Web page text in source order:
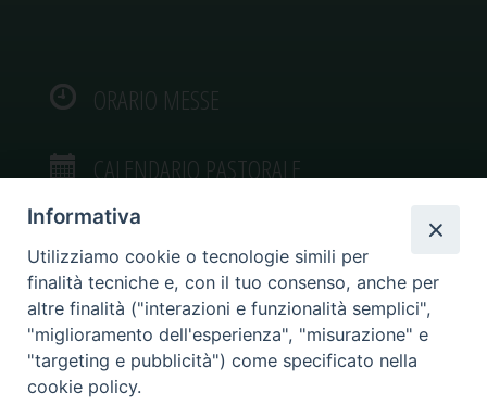
ORARIO MESSE
CALENDARIO PASTORALE
VIDEOGALLERY
PHOTOGALLERY
Informativa
Utilizziamo cookie o tecnologie simili per
finalità tecniche e, con il tuo consenso, anche per
altre finalità ("interazioni e funzionalità semplici",
"miglioramento dell'esperienza", "misurazione" e
"targeting e pubblicità") come specificato nella
cookie policy.